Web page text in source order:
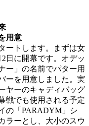
用意
ートします。まずは女
日に開幕です。オデッ
ー」の名前でパター用
ーを用意しました。実
ヤーのキャディバッグ
戦でも使用される予定
の「PARADYM」シ
ラーとし、大小のスウ